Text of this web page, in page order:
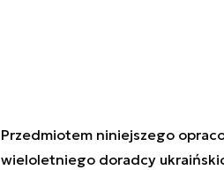
Przedmiotem niniejszego
wieloletniego doradcy